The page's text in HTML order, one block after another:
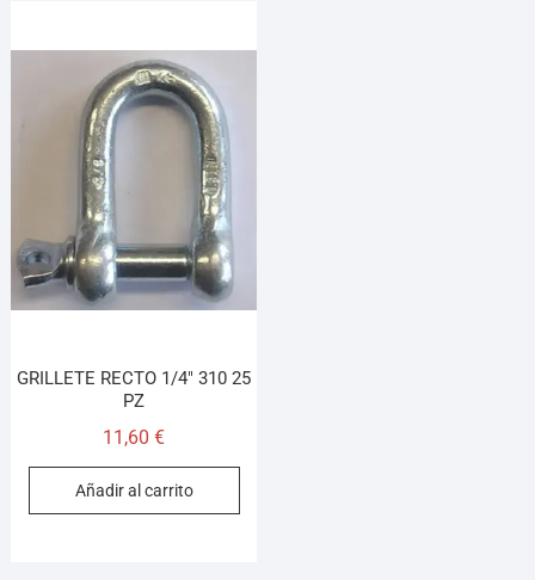
GRILLETE RECTO 1/4″ 310 25
PZ
11,60€
Añadir al carrito